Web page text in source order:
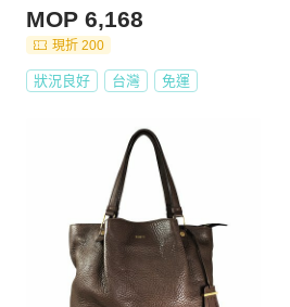
MOP 6,168
現折 200
狀況良好 台灣 免運